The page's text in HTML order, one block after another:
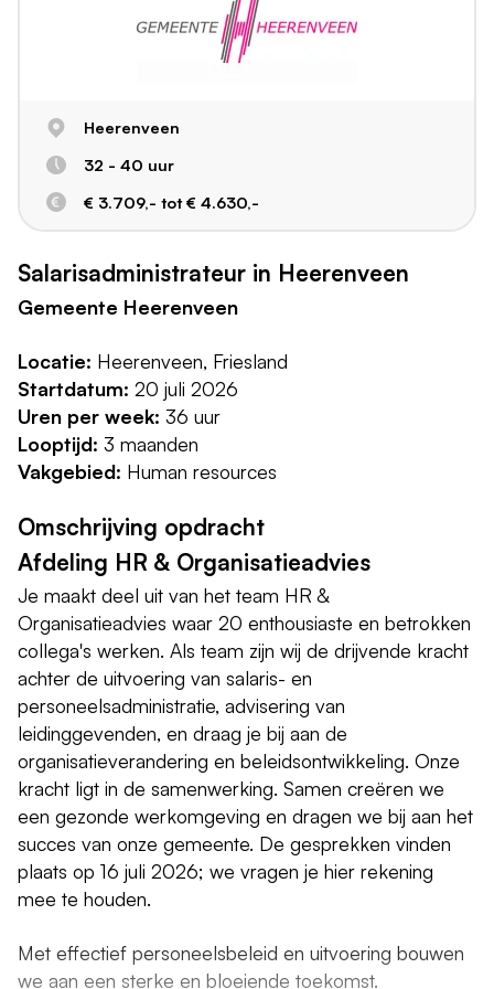
Heerenveen
32 - 40 uur
€ 3.709,- tot € 4.630,-
Salarisadministrateur in Heerenveen
Gemeente Heerenveen
Locatie: Heerenveen, Friesland
Startdatum: 20 juli 2026
Uren per week: 36 uur
Looptijd: 3 maanden
Vakgebied: Human resources
Omschrijving opdracht
Afdeling HR & Organisatieadvies
Je maakt deel uit van het team HR &
Organisatieadvies waar 20 enthousiaste en betrokken
collega's werken. Als team zijn wij de drijvende kracht
achter de uitvoering van salaris- en
personeelsadministratie, advisering van
leidinggevenden, en draag je bij aan de
organisatieverandering en beleidsontwikkeling. Onze
kracht ligt in de samenwerking. Samen creëren we
een gezonde werkomgeving en dragen we bij aan het
succes van onze gemeente. De gesprekken vinden
plaats op 16 juli 2026; we vragen je hier rekening
mee te houden.
Met effectief personeelsbeleid en uitvoering bouwen
we aan een sterke en bloeiende toekomst.